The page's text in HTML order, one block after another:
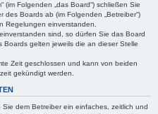
(im Folgenden „das Board“) schließen Sie
Boards ab (im Folgenden „Betreiber“)
Regelungen einverstanden.
sind, so dürfen Sie das Board
gelten jeweils die an dieser Stelle
Zeit geschlossen und kann von beiden
gekündigt werden.
dem Betreiber ein einfaches, zeitlich und